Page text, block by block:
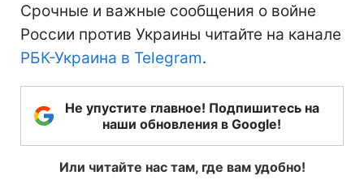
Срочные и важные сообщения о войне
России против Украины читайте на канале
РБК-Украина в Telegram.
Не упустите главное! Подпишитесь на
наши обновления в Google!
Или читайте нас там, где вам удобно!